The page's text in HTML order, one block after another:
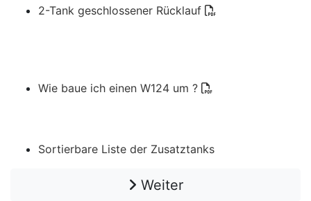
2-Tank geschlossener Rücklauf
Wie baue ich einen W124 um ?
Sortierbare Liste der Zusatztanks
Weiter